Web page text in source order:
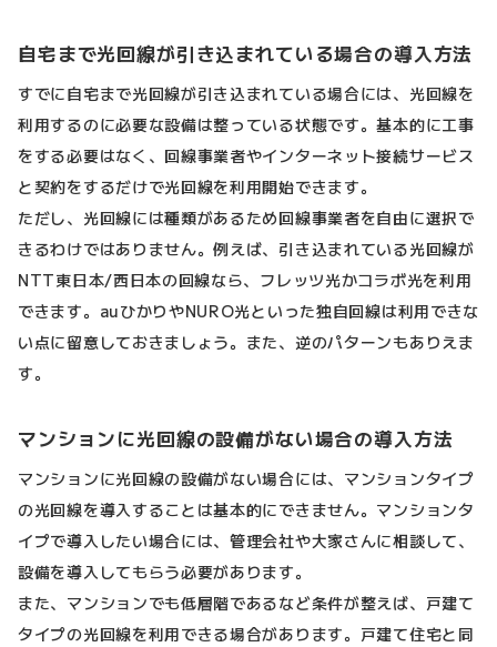
自宅まで光回線が引き込まれている場合の導入方法
すでに自宅まで光回線が引き込まれている場合には、光回線を
利用するのに必要な設備は整っている状態です。基本的に工事
をする必要はなく、回線事業者やインターネット接続サービス
と契約をするだけで光回線を利用開始できます。
ただし、光回線には種類があるため回線事業者を自由に選択で
きるわけではありません。例えば、引き込まれている光回線が
NTT東日本/西日本の回線なら、フレッツ光かコラボ光を利用
できます。auひかりやNURO光といった独自回線は利用できな
い点に留意しておきましょう。また、逆のパターンもありえま
す。
マンションに光回線の設備がない場合の導入方法
マンションに光回線の設備がない場合には、マンションタイプ
の光回線を導入することは基本的にできません。マンションタ
イプで導入したい場合には、管理会社や大家さんに相談して、
設備を導入してもらう必要があります。
また、マンションでも低層階であるなど条件が整えば、戸建て
タイプの光回線を利用できる場合があります。戸建て住宅と同